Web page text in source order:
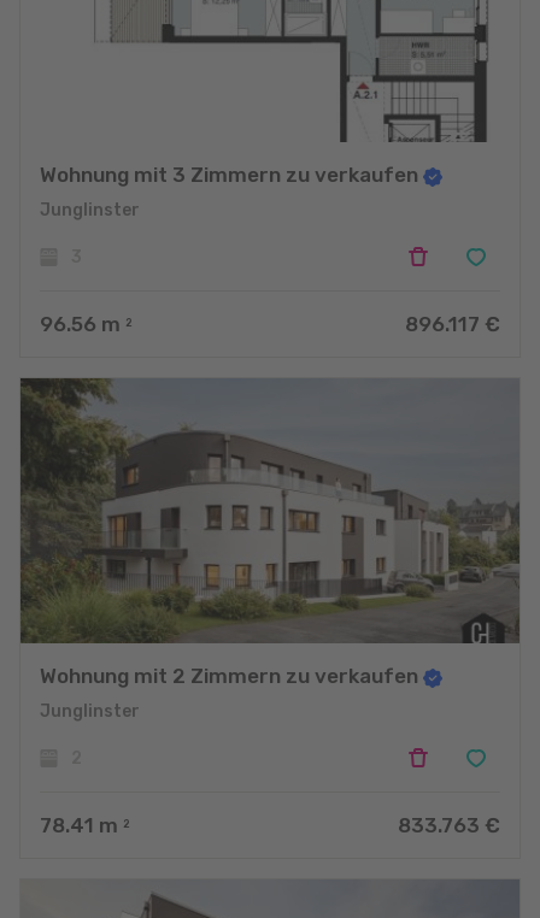
Wohnung mit 3 Zimmern zu verkaufen
Junglinster
96.56 m 2 896.117 €
Wohnung mit 2 Zimmern zu verkaufen
Junglinster
78.41 m 2 833.763 €